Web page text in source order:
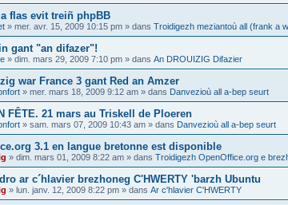
flas evit treiñ phpBB
» mer. avr. 15, 2009 10:15 pm » dans Troidigezh meziantoù all (frank a
gant "an difazer"!
» dim. mars 29, 2009 7:10 pm » dans An DROUIZIG Difazier
war France 3 gant Red an Amzer
» mer. mars 18, 2009 9:12 am » dans Danvezioù all a-bep seurt
FÊTE. 21 mars au Triskell de Ploeren
» sam. mars 07, 2009 10:43 am » dans Danvezioù all a-bep seurt
3.1 en langue bretonne est disponible
» dim. mars 01, 2009 8:22 am » dans Troidigezh OpenOffice.org e
ar c´hlavier brezhoneg C'HWERTY 'barzh Ubuntu
» lun. janv. 12, 2009 8:22 pm » dans Ar c'hlavier C'HWERTY